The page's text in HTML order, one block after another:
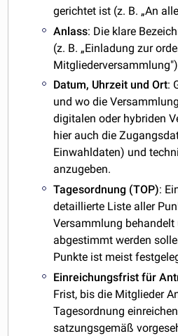
gerichtet ist (z. B. „An
Anlass: Die klare
(z. B. „Einladung zur
Datum, Uhrzeit und Ort:
und wo die
digitalen oder hybriden
hier auch die
Einwahldaten) und
anzugeben.
Tagesordnung (TOP):
detaillierte Liste aller
Versammlung behandelt
abgestimmt werden
Punkte ist meist
Einreichungsfrist für
Frist, bis die Mitglieder
Tagesordnung
satzungsgemäß